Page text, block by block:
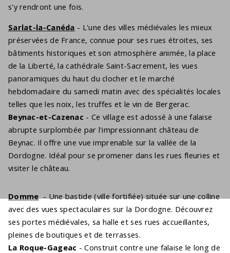
s'y rendront une fois.
Sarlat-la-Canéda - L'une des villes médiévales les mieux
préservées de France, connue pour ses rues étroites, ses
bâtiments historiques et son atmosphère animée, la place
de la Liberté, la cathédrale Saint-Sacrement, les vues
panoramiques du haut du clocher et le marché
hebdomadaire du samedi matin avec des spécialités locales
telles que les noix, les truffes et le vin de Bergerac.
Beynac-et-Cazenac - Ce village est adossé à une falaise
abrupte surplombée par l'impressionnant château de
Beynac. Il offre une vue imprenable sur la vallée de la
Dordogne. Idéal pour se promener dans les rues fleuries et
visiter le château.
Domme - Une bastide (ville fortifiée) située sur une colline
avec des vues spectaculaires sur la Dordogne. Découvrez
ses portes médiévales, sa halle et ses rues accueillantes,
pleines de boutiques et de terrasses.
La Roque-Gageac - Construit contre une falaise le long de